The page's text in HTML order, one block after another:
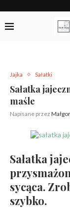
Jajka Sałatki
Sałatka
maśle
Napisane przez
Sałatka
sycąca.
szybko.